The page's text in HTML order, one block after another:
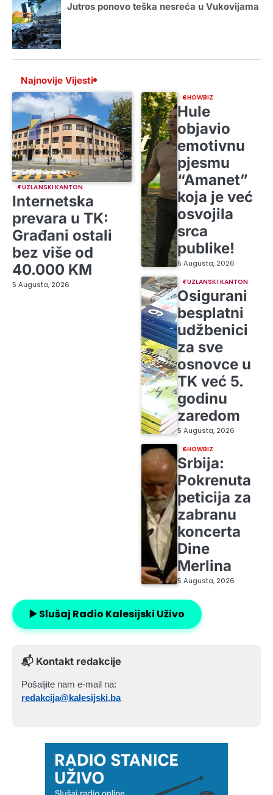
Jutros ponovo teška nesreća u Vukovijama
Najnovije Vijesti
TUZLANSKI KANTON
Internetska
prevara u TK:
Građani ostali
bez više od
40.000 KM
5 Augusta, 2026
SHOWBIZ
Hule
objavio
emotivnu
pjesmu
“Amanet”
koja je već
osvojila
srca
publike!
5 Augusta, 2026
TUZLANSKI KANTON
Osigurani
besplatni
udžbenici
za sve
osnovce u
TK već 5.
godinu
zaredom
5 Augusta, 2026
SHOWBIZ
Srbija:
Pokrenuta
peticija za
zabranu
koncerta
Dine
Merlina
5 Augusta, 2026
▶️ Slušaj Radio Kalesijski Uživo
📬 Kontakt redakcije
Pošaljite nam e-mail na:
redakcija@kalesijski.ba